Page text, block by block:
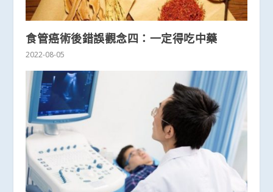
食管癌術後錯誤觀念四：一定得吃中藥
2022-08-05